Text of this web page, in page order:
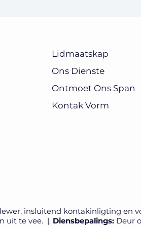
insluitend kontakinligting en
uit te vee. ​ |. Diensbepalings:Deur
Lidmaatskap
Ons Dienste
Ontmoet Ons Span
Kontak Vorm